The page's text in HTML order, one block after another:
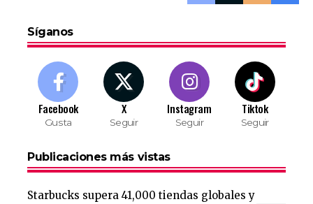
Síganos
Facebook
Gusta
X
Seguir
Instagram
Seguir
Tiktok
Seguir
Publicaciones más vistas
Starbucks supera 41,000 tiendas globales y